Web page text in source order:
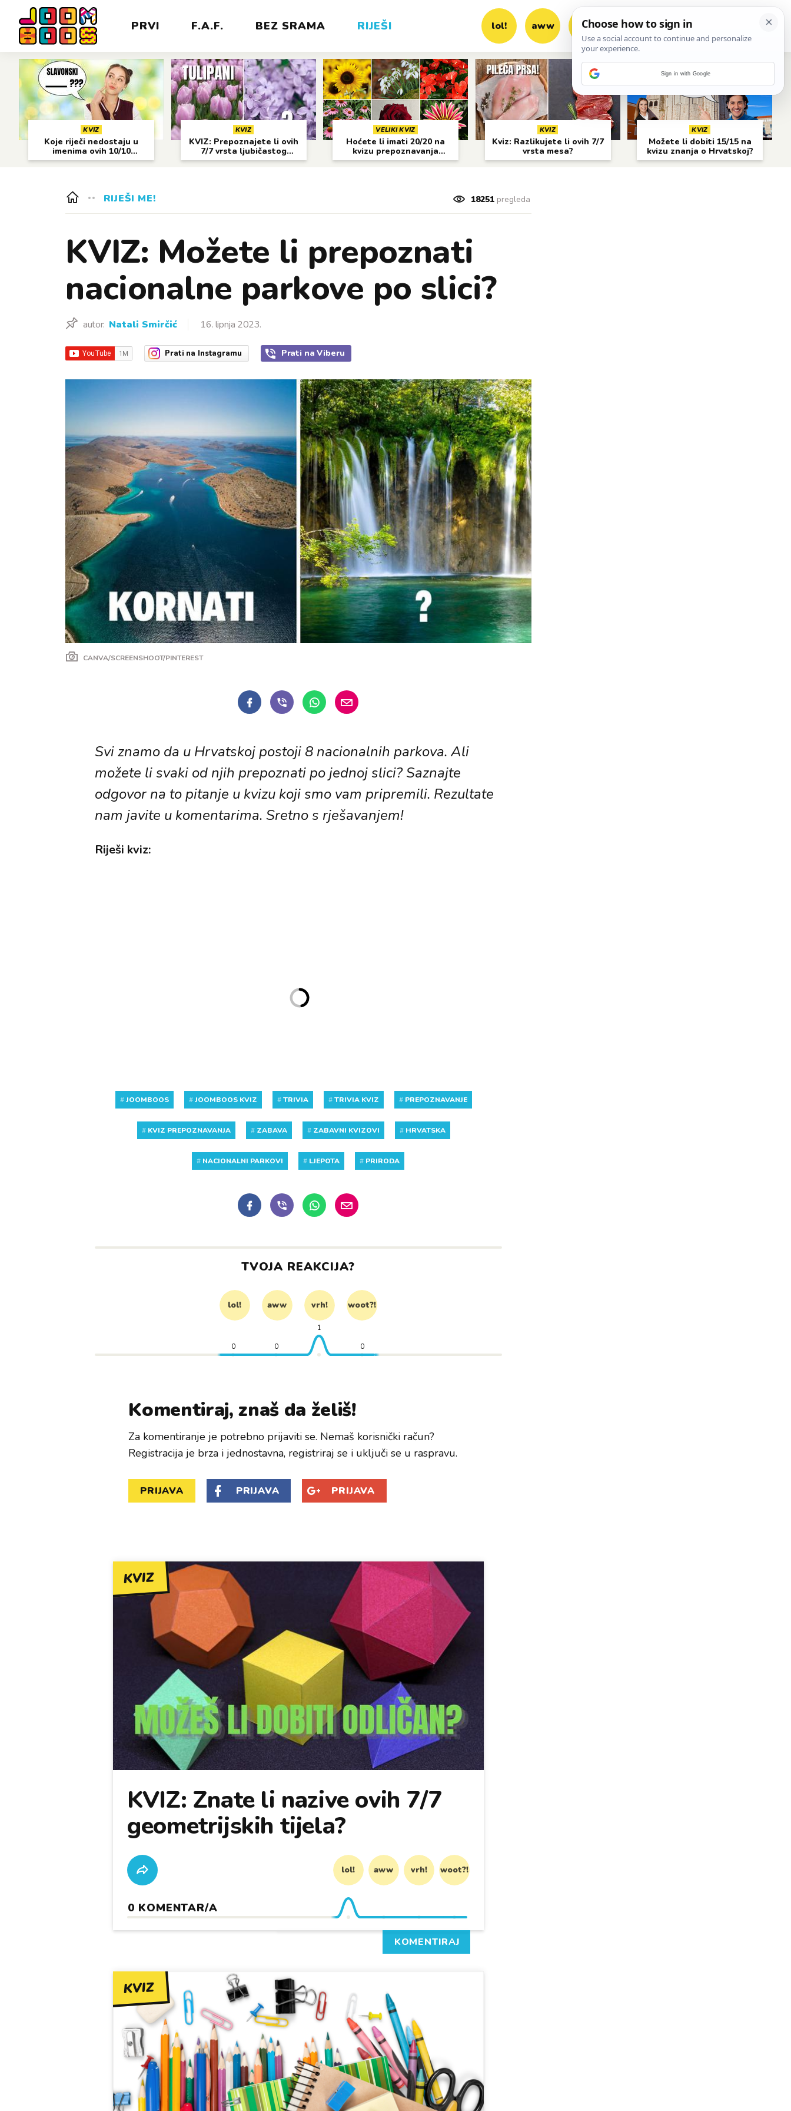
PRVI F.A.F. BEZ SRAMA RIJEŠI lol! aww vrh! woot?!
KVIZ
Koje riječi nedostaju u
imenima ovih 10/10
gradova?
KVIZ
KVIZ: Prepoznajete li ovih
7/7 vrsta ljubičastog
cvijeća?
VELIKI KVIZ
Hoćete li imati 20/20 na
kvizu prepoznavanja
cvijeća?
KVIZ
Kviz: Razlikujete li ovih 7/7
vrsta mesa?
KVIZ
Možete li dobiti 15/15 na
kvizu znanja o Hrvatskoj?
RIJEŠI ME! 18251pregleda
KVIZ: Možete li prepoznati
nacionalne parkove po slici?
autor: Natali Smirčić 16. lipnja 2023.
Prati na Instagramu Prati na Viberu
CANVA/SCREENSHOOT/PINTEREST
Svi znamo da u Hrvatskoj postoji 8 nacionalnih parkova. Ali
možete li svaki od njih prepoznati po jednoj slici? Saznajte
odgovor na to pitanje u kvizu koji smo vam pripremili. Rezultate
nam javite u komentarima. Sretno s rješavanjem!
Riješi kviz:
#JOOMBOOS #JOOMBOOS KVIZ #TRIVIA #TRIVIA KVIZ # PREPOZNAVANJE
# KVIZ PREPOZNAVANJA # ZABAVA # ZABAVNI KVIZOVI # HRVATSKA
# NACIONALNI PARKOVI # LJEPOTA # PRIRODA
TVOJA REAKCIJA?
lol! aww vrh! woot?!
0 0
1
0
Komentiraj, znaš da želiš!
Za komentiranje je potrebno prijaviti se. Nemaš korisnički račun?
Registracija je brza i jednostavna, registriraj se i uključi se u raspravu.
PRIJAVA PRIJAVA PRIJAVA
KVIZ
KVIZ: Znate li nazive ovih 7/7
geometrijskih tijela?
lol! aww vrh! woot?!
0 KOMENTAR/A
KOMENTIRAJ
KVIZ
Sign in with Google